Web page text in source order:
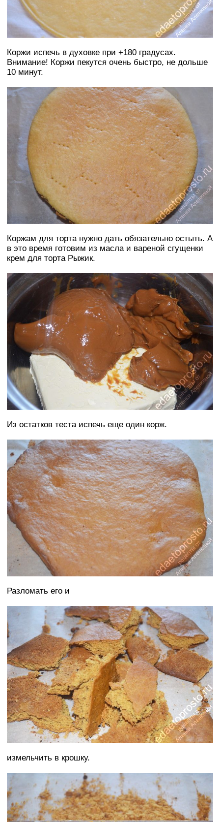
Коржи испечь в духовке при +180 градусах.
Внимание! Коржи пекутся очень быстро, не дольше
10 минут.
Коржам для торта нужно дать обязательно остыть. А
в это время готовим из масла и вареной сгущенки
крем для торта Рыжик.
Из остатков теста испечь еще один корж.
Разломать его и
измельчить в крошку.